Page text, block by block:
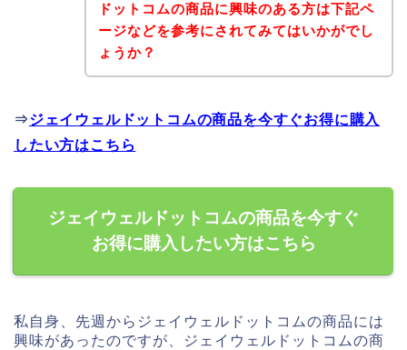
ドットコムの商品に興味のある方は下記ペ
ージなどを参考にされてみてはいかがでし
ょうか？
⇒ジェイウェルドットコムの商品を今すぐお得に購入
したい方はこちら
ジェイウェルドットコムの商品を今すぐ
お得に購入したい方はこちら
私自身、先週からジェイウェルドットコムの商品には
興味があったのですが、ジェイウェルドットコムの商